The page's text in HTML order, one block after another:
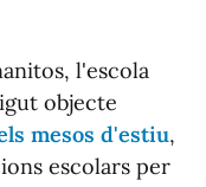
l'escola
objecte
mesos d'estiu,
escolars per